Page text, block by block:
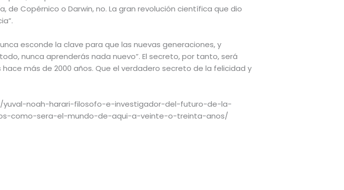
Copérnico o Darwin, no. La gran revolución científica que dio
esconde la clave para que las nuevas generaciones, y
nunca aprenderás nada nuevo”. El secreto, por tanto, será
más de 2000 años. Que el verdadero secreto de la felicidad y
yuval-noah-harari-filosofo-e-investigador-del-futuro-de-la-
como-sera-el-mundo-de-aqui-a-veinte-o-treinta-anos/